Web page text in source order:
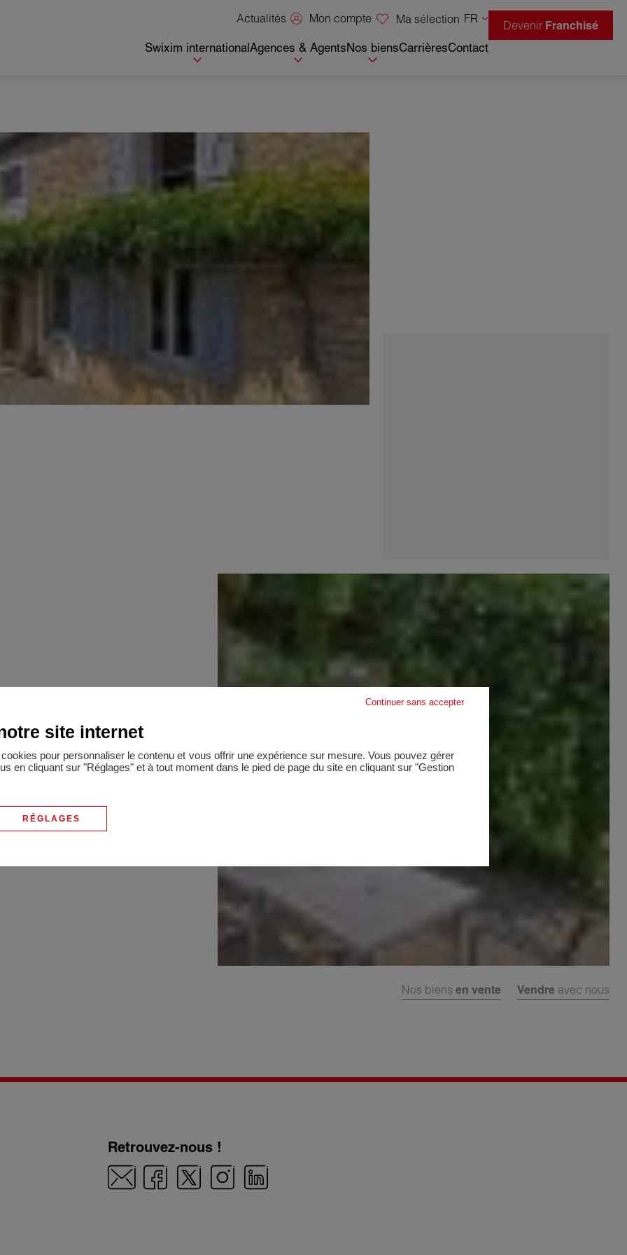
Actualités Mon compte Ma sélection FR
Swixim internationalAgences & AgentsNos biensCarrièresContact
Devenir Franchisé
terrain clos d'environ 500
rénovation soignée afin de
confortable petit cocon offre
bains et 1 salle de
Cour, garage,
Nos biens en vente Vendre avec nous
Retrouvez-nous !
Continuer sans accepter
site internet
pour personnaliser le contenu et vous offrir une expérience sur mesure. Vous pouvez gérer
en cliquant sur "Réglages" et à tout moment dans le pied de page du site en cliquant sur "Gestion
RÉGLAGES